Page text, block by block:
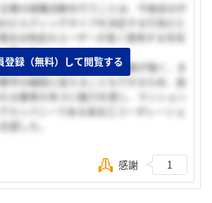
業の就職活動を行うことは、今後自分が
ビルディングタイプを決定する行為だと
合は特定のユーザーが長く使用する住宅
思った。
宅は都市の一部としての側面が強く、ま
市の縮図と捉えることもできるため、設
る要素の多さに魅力を感じ、マンション
カンパニーである長谷工コーポレーショ
望した。
登録（無料）して閲覧する
感謝 1